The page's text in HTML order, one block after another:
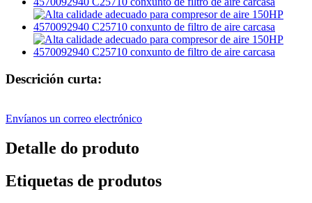
Descrición curta:
Envíanos un correo electrónico
Detalle do produto
Etiquetas de produtos